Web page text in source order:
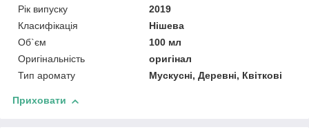
Рік випуску
2019
Класифікація
Нішева
Об`єм
100 мл
Оригінальність
оригінал
Тип аромату
Мускусні, Деревні, Квіткові
Приховати